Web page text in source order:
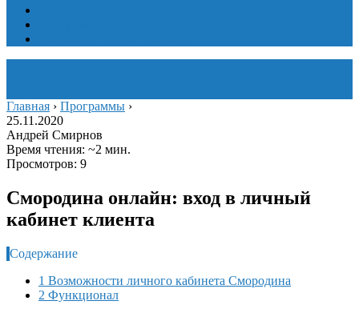
Главная › Программы ›
25.11.2020
Андрей Смирнов
Время чтения: ~2 мин.
Просмотров: 9
Смородина онлайн: вход в личный
кабинет клиента
Содержание
1 Возможности личного кабинета Смородина
2 Функционал